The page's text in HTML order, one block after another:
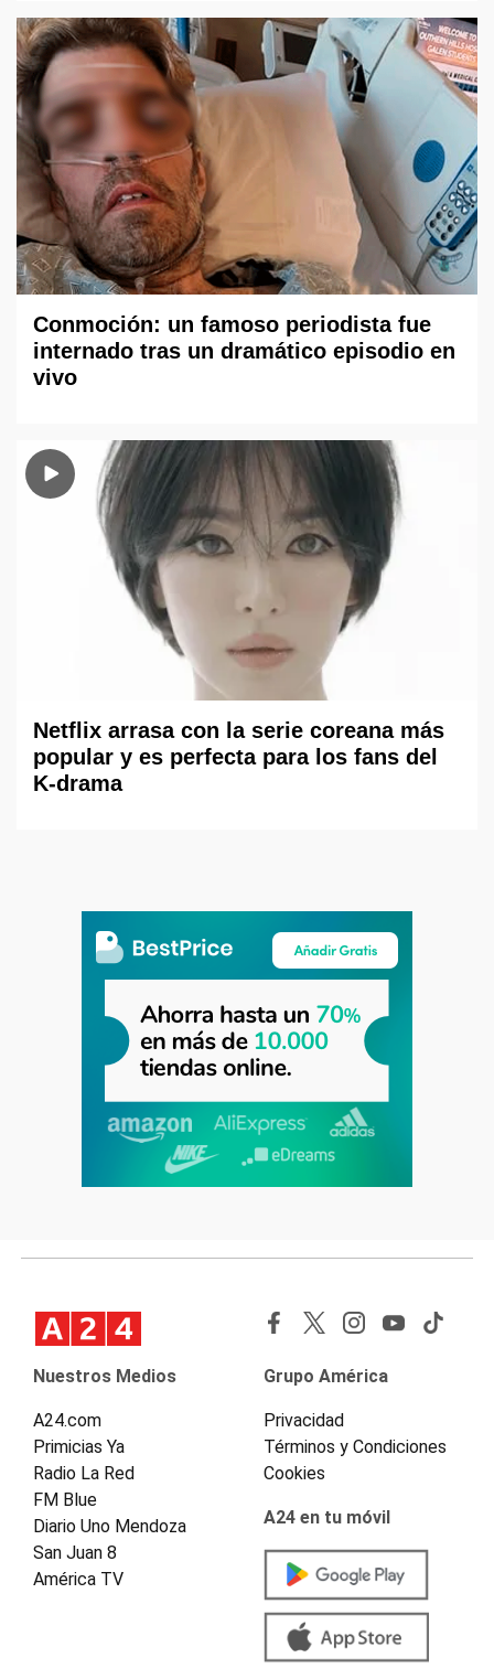
Conmoción: un famoso periodista fue
internado tras un dramático episodio en
vivo
Netflix arrasa con la serie coreana más
popular y es perfecta para los fans del
K-drama
Nuestros Medios
A24.com
Primicias Ya
Radio La Red
FM Blue
Diario Uno Mendoza
San Juan 8
América TV
Grupo América
Privacidad
Términos y Condiciones
Cookies
A24 en tu móvil